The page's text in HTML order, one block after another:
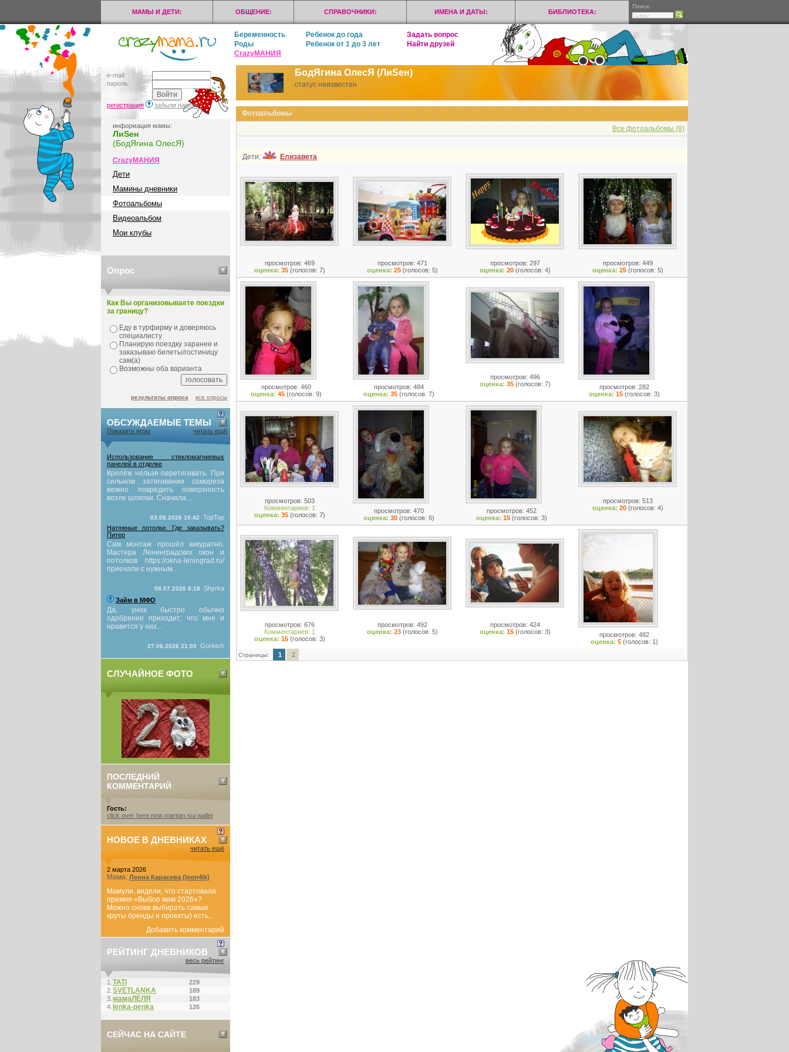
МАМЫ И ДЕТИ: ОБЩЕНИЕ: СПРАВОЧНИКИ: ИМЕНА И ДАТЫ: БИБЛИОТЕКА:
Поиск:
Беременность Ребенок до года
Задать вопрос
Роды
Ребенок от 1 до 3 лет
Найти друзей
CrazyМАНИЯ
e-mail:
пароль:
регистрация забыли пароль?
информация мамы:
ЛиSен
(БодЯгина ОлесЯ)
CrazyМАНИЯ
Дети
Мамины дневники
Фотоальбомы
Видеоальбом
Мои клубы
Опрос
Как Вы организовываете поездки
за границу?
Еду в турфирму и доверяюсь
специалисту
Планирую поездку заранее и
заказываю билеты/гостиницу
сам(а)
Возможны оба варианта
результаты опроса все опросы
ОБСУЖДАЕМЫЕ ТЕМЫ
Показать игры читать ещё
Использование стекломагниевых
панелей в отделке
Крепёж нельзя перетягивать. При
сильном затягивании самореза
можно повредить поверхность
возле шляпки. Сначала...
03.08.2026 10:42
TopTop
Натяжные потолки. Где заказывать?
Питер
Сам монтаж прошёл аккуратно.
Мастера Ленинградских окон и
потолков https://okna-leningrad.ru/
приехали с нужным...
08.07.2026 8:18
Shyrka
Займ в МФО
Да, уних быстро обычно
одобрение приходит, что мне и
нравится у них...
27.06.2026 21:05 Gorinich
СЛУЧАЙНОЕ ФОТО
ПОСЛЕДНИЙ
КОММЕНТАРИЙ
Гость:
click over here now martian sui wallet
НОВОЕ В ДНЕВНИКАХ
читать ещё
2 марта 2026
Мама: Леона Карасева (leon4ik)
Мамули, видели, что стартовала
премия «Выбор мам 2026»?
Можно снова выбирать самые
круты бренды и проекты) есть...
Добавить комментарий
РЕЙТИНГ ДНЕВНИКОВ
весь рейтинг
1. ТАТI
229
2. SVETLANKA
189
3. мамаЛЁЛЯ
183
4. lenka-penka 126
СЕЙЧАС НА САЙТЕ
БодЯгина ОлесЯ (ЛиSен)
статус неизвестен
Фотоальбомы
Все фотоальбомы (8)
Дети: Елизавета
просмотров: 469
оценка: 35 (голосов: 7)
просмотров: 471
оценка: 25 (голосов: 5)
просмотров: 297
оценка: 20 (голосов: 4)
просмотров: 449
оценка: 25 (голосов: 5)
просмотров: 460
оценка: 45 (голосов: 9)
просмотров: 484
оценка: 35 (голосов: 7)
просмотров: 496
оценка: 35 (голосов: 7)
просмотров: 282
оценка: 15 (голосов: 3)
просмотров: 503
Комментариев: 1
оценка: 35 (голосов: 7)
просмотров: 470
оценка: 30 (голосов: 6)
просмотров: 452
оценка: 15 (голосов: 3)
просмотров: 513
оценка: 20 (голосов: 4)
просмотров: 676
Комментариев: 1
оценка: 15 (голосов: 3)
просмотров: 492
оценка: 23 (голосов: 5)
просмотров: 424
оценка: 15 (голосов: 3)
просмотров: 482
оценка: 5 (голосов: 1)
Страницы: 1 2